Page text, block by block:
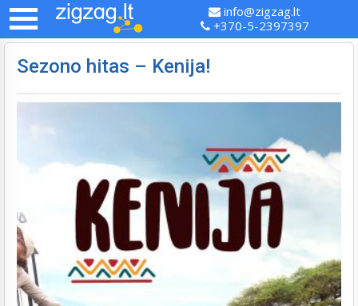
info@zigzag.lt
+370-5-2397397
Sezono hitas – Kenija!